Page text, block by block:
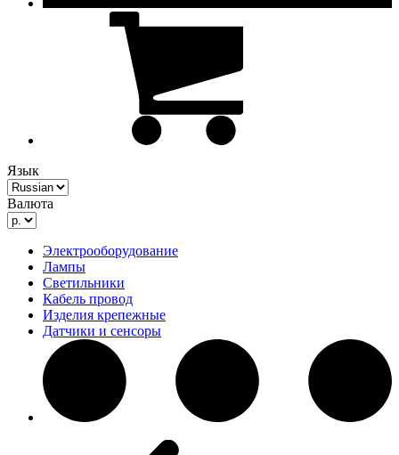
Язык
Валюта
Электрооборудование
Лампы
Светильники
Кабель провод
Изделия крепежные
Датчики и сенсоры